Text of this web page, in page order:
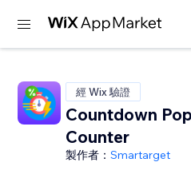
經 Wix 驗證
Countdown
Counter
製作者：Smartarget